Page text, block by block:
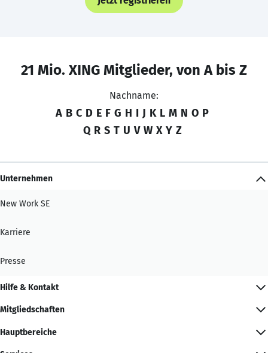
21 Mio. XING Mitglieder, von A bis Z
Nachname:
A B C D E F G H I J K L M N O P
Q R S T U V W X Y Z
Unternehmen
New Work SE
Karriere
Presse
Hilfe & Kontakt
Mitgliedschaften
Hauptbereiche